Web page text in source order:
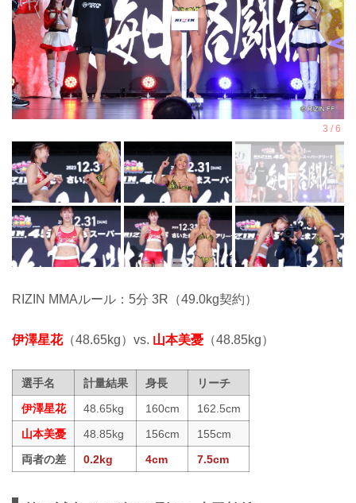
RIZIN MMAルール：5分 3R（49.0kg契約）
伊澤星花（48.65kg）vs. 山本美憂 （48.85kg）
選手名 計量結果 身長
リーチ
伊澤星花
48.65kg 160cm
162.5cm
山本美憂
48.85kg 156cm
155cm
両者の差
0.2kg 4cm 7.5cm